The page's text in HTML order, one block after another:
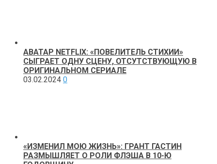
АВАТАР NETFLIX: «ПОВЕЛИТЕЛЬ СТИХИИ»
СЫГРАЕТ ОДНУ СЦЕНУ, ОТСУТСТВУЮЩУЮ В
ОРИГИНАЛЬНОМ СЕРИАЛЕ
03.02.2024 0
«ИЗМЕНИЛ МОЮ ЖИЗНЬ»: ГРАНТ ГАСТИН
РАЗМЫШЛЯЕТ О РОЛИ ФЛЭША В 10-Ю